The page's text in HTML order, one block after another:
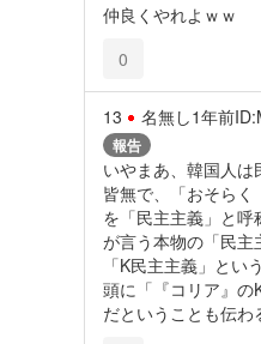
仲良くやれよｗｗ
0
13 名無し1年前
報告
いやまあ、韓国人
皆無で、「おそらく
を「民主主義」と呼
が言う本物の「民主
「K民主主義」とい
頭に「『コリア』の
だということも伝わ